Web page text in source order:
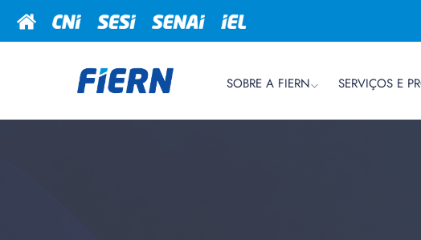
SOBRE A FIERN SERVIÇOS E